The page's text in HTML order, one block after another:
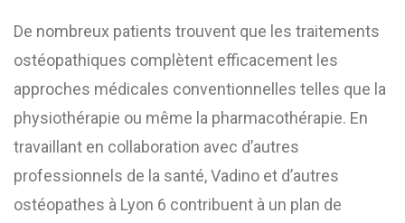
De nombreux patients trouvent que les traitements
ostéopathiques complètent efficacement les
approches médicales conventionnelles telles que la
physiothérapie ou même la pharmacothérapie. En
travaillant en collaboration avec d’autres
professionnels de la santé, Vadino et d’autres
ostéopathes à Lyon 6 contribuent à un plan de